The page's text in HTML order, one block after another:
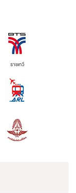
ราชเทวี